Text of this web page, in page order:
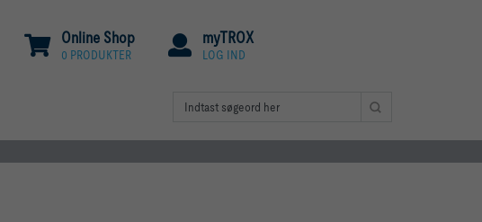
myTROX
LOG IND
Online Shop
0 PRODUKTER